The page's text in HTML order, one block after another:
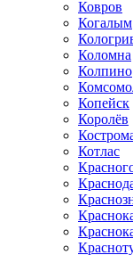
Ковров
Когалым
Коломна
Колпино
Копейск
Королёв
Котлас